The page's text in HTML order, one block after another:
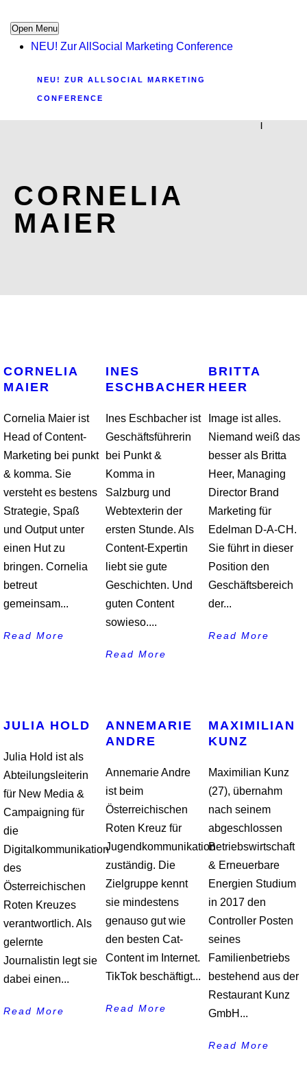
Open Menu
NEU! Zur AllSocial Marketing Conference
NEU! ZUR ALLSOCIAL MARKETING
CONFERENCE
|
CORNELIA
MAIER
CORNELIA
MAIER
Cornelia Maier ist
Head of Content-
Marketing bei punkt
& komma. Sie
versteht es bestens
Strategie, Spaß
und Output unter
einen Hut zu
bringen. Cornelia
betreut
gemeinsam...
Read More
INES
ESCHBACHER
Ines Eschbacher ist
Geschäftsführerin
bei Punkt &
Komma in
Salzburg und
Webtexterin der
ersten Stunde. Als
Content-Expertin
liebt sie gute
Geschichten. Und
guten Content
sowieso....
Read More
BRITTA
HEER
Image ist alles.
Niemand weiß das
besser als Britta
Heer, Managing
Director Brand
Marketing für
Edelman D-A-CH.
Sie führt in dieser
Position den
Geschäftsbereich
der...
Read More
JULIA HOLD
Julia Hold ist als
Abteilungsleiterin
für New Media &
Campaigning für
die
Digitalkommunikation
des
Österreichischen
Roten Kreuzes
verantwortlich. Als
gelernte
Journalistin legt sie
dabei einen...
Read More
ANNEMARIE
ANDRE
Annemarie Andre
ist beim
Österreichischen
Roten Kreuz für
Jugendkommunikation
zuständig. Die
Zielgruppe kennt
sie mindestens
genauso gut wie
den besten Cat-
Content im Internet.
TikTok beschäftigt...
Read More
MAXIMILIAN
KUNZ
Maximilian Kunz
(27), übernahm
nach seinem
abgeschlossen
Betriebswirtschaft
& Erneuerbare
Energien Studium
in 2017 den
Controller Posten
seines
Familienbetriebs
bestehend aus der
Restaurant Kunz
GmbH...
Read More